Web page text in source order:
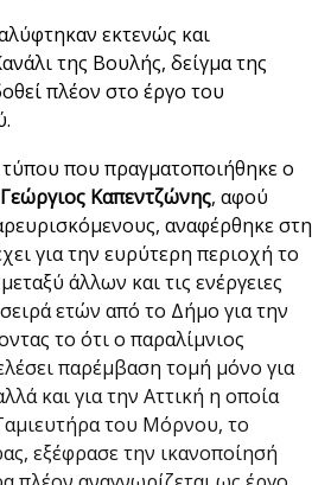
εκτενώς και
της Βουλής, δείγμα της
πλέον στο έργο του
που πραγματοποιήθηκε ο
Γεώργιος Καπεντζώνης, αφού
αναφέρθηκε στη
για την ευρύτερη περιοχή το
άλλων και τις ενέργειες
ετών από το Δήμο για την
το ότι ο παραλίμνιος
παρέμβαση τομή μόνο για
και για την Αττική η οποία
του Μόρνου, το
εξέφρασε την ικανοποίησή